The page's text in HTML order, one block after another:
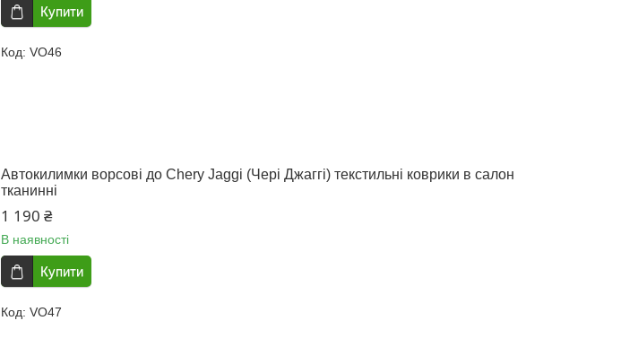
Купити
VO46
Автокилимки ворсові до Chery Jaggi (Чері Джаггі) текстильні коврики в салон
тканинні
1 190 ₴
В наявності
Купити
VO47